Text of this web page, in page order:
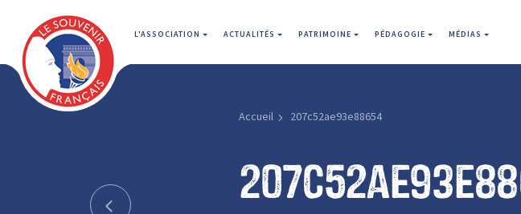
L'ASSOCIATION ACTUALITÉS PATRIMOINE PÉDAGOGIE MÉDIAS
Accueil 207c52ae93e88654